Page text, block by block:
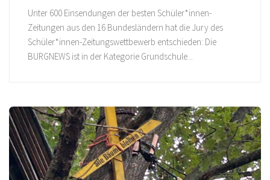
Unter 600 Einsendungen der besten Schüler*innen-
Zeitungen aus den 16 Bundesländern hat die Jury des
Schüler*innen-Zeitungswettbewerb entschieden: Die
BURGNEWS ist in der Kategorie Grundschule...